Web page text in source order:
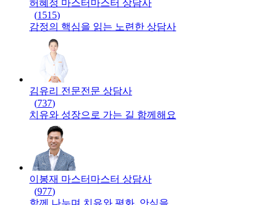
허혜정 마스터 마스터 상담사
(1515)
감정의 핵심을 읽는 노련한 상담사
김유리 전문전문 상담사
(737)
치유와 성장으로 가는 길 함께해요
이봉재 마스터 마스터 상담사
(977)